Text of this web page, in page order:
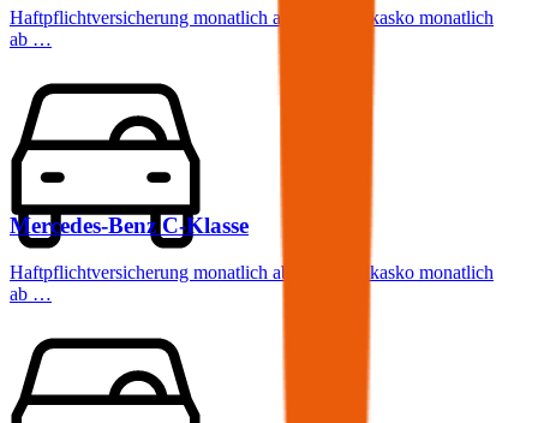
Haftpflichtversicherung monatlich ab
Vollkasko monatlich
ab …
Mercedes-Benz C-Klasse
Haftpflichtversicherung monatlich ab
Vollkasko monatlich
ab …